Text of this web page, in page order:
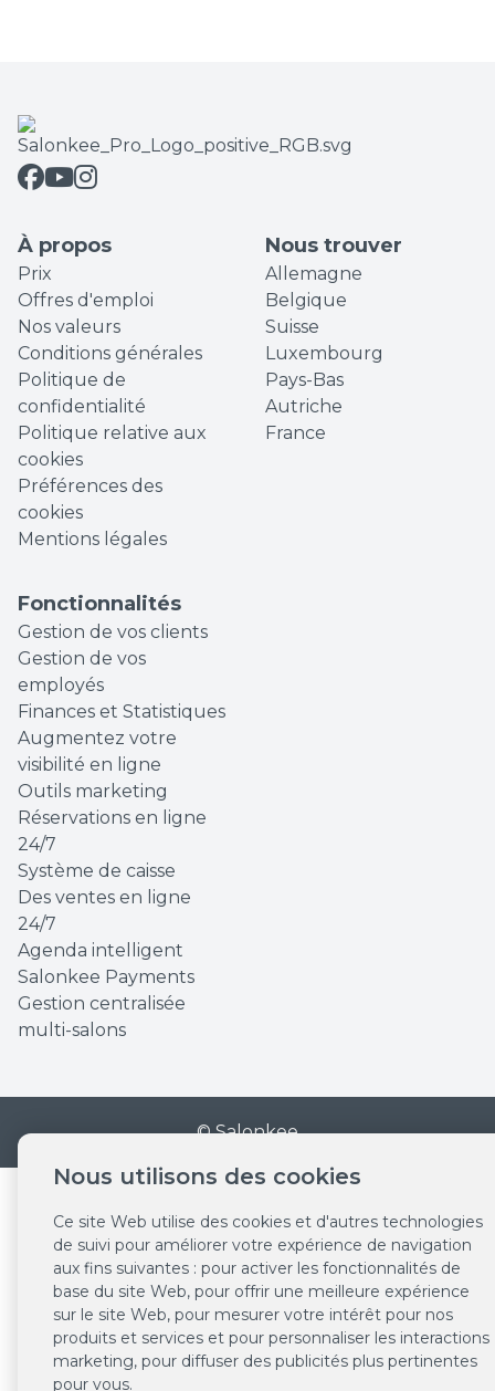
Nous utilisons des cookies
Ce site Web utilise des cookies et d'autres technologies
de suivi pour améliorer votre expérience de navigation
aux fins suivantes : pour activer les fonctionnalités de
base du site Web, pour offrir une meilleure expérience
sur le site Web, pour mesurer votre intérêt pour nos
produits et services et pour personnaliser les interactions
marketing, pour diffuser des publicités plus pertinentes
pour vous.
À propos
Prix
Offres d'emploi
Nos valeurs
Conditions générales
Politique de
confidentialité
Politique relative aux
cookies
Préférences des
cookies
Mentions légales
Nous trouver
Allemagne
Belgique
Suisse
Luxembourg
Pays-Bas
Autriche
France
Fonctionnalités
Gestion de vos clients
Gestion de vos
employés
Finances et Statistiques
Augmentez votre
visibilité en ligne
Outils marketing
Réservations en ligne
24/7
Système de caisse
Des ventes en ligne
24/7
Agenda intelligent
Salonkee Payments
Gestion centralisée
multi-salons
© Salonkee